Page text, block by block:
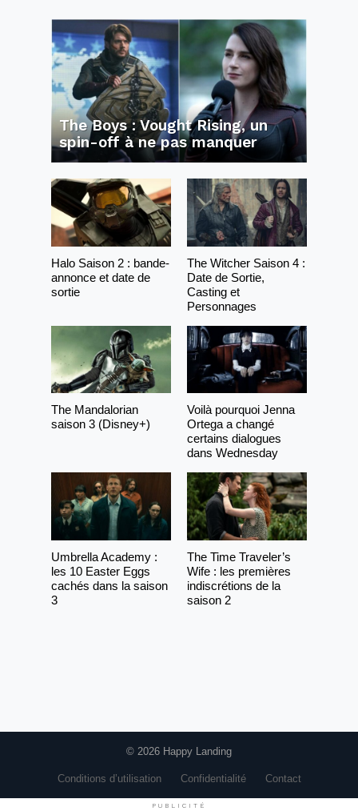
The Boys : Vought Rising, un
spin-off à ne pas manquer
Halo Saison 2 : bande-
annonce et date de
sortie
The Witcher Saison 4 :
Date de Sortie,
Casting et
Personnages
The Mandalorian
saison 3 (Disney+)
Voilà pourquoi Jenna
Ortega a changé
certains dialogues
dans Wednesday
Umbrella Academy :
les 10 Easter Eggs
cachés dans la saison
3
The Time Traveler’s
Wife : les premières
indiscrétions de la
saison 2
© 2026 Happy Landing
Conditions d’utilisation Confidentialité Contact
PUBLICITÉ